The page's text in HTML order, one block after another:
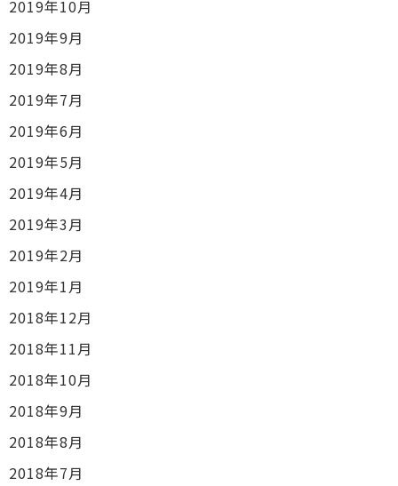
2019年10月
2019年9月
2019年8月
2019年7月
2019年6月
2019年5月
2019年4月
2019年3月
2019年2月
2019年1月
2018年12月
2018年11月
2018年10月
2018年9月
2018年8月
2018年7月